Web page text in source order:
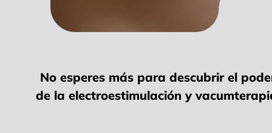
No esperes más para descubrir el
de la electroestimulación y